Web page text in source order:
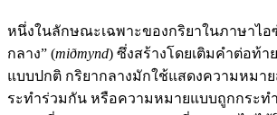
หนึ่งในลักษณะเฉพาะของกริยาในภาษาไอ
กลาง” (miðmynd) ซึ่งสร้างโดยเติมคำต่อท้าย
แบบปกติ กริยากลางมักใช้แสดงความหมา
ระทำร่วมกัน หรือความหมายแบบถูกกระท